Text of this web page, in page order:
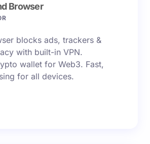
Browser
blocks ads, trackers &
with built-in VPN.
wallet for Web3. Fast,
for all devices.